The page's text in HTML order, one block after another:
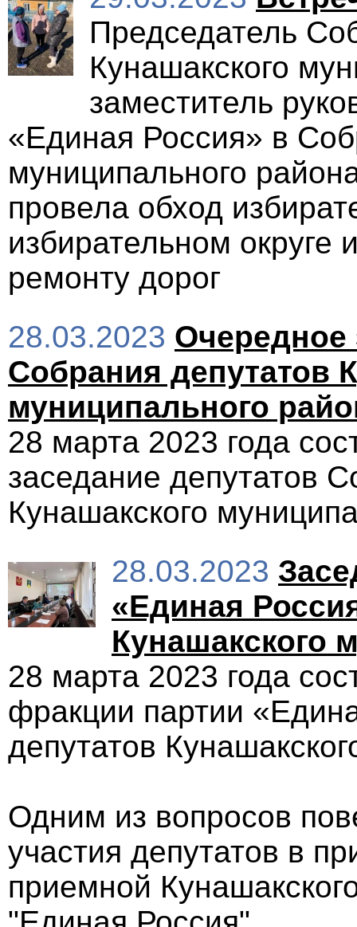
Председатель
Кунашакского
заместитель
«Единая Россия» в
муниципального
провела обход
избирательном
ремонту дорог
28.03.2023 Очередное
Собрания депутатов
муниципального
28 марта 2023 года
заседание депутатов
Кунашакского
28.03.2023
«Единая
Кунашакского
28 марта 2023 года
фракции партии
депутатов
Одним из вопросов
участия депутатов в
приемной